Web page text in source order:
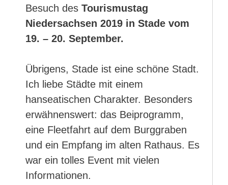
Besuch des Tourismustag
Niedersachsen 2019 in Stade vom
19. – 20. September.
Übrigens, Stade ist eine schöne Stadt.
Ich liebe Städte mit einem
hanseatischen Charakter. Besonders
erwähnenswert: das Beiprogramm,
eine Fleetfahrt auf dem Burggraben
und ein Empfang im alten Rathaus. Es
war ein tolles Event mit vielen
Informationen.